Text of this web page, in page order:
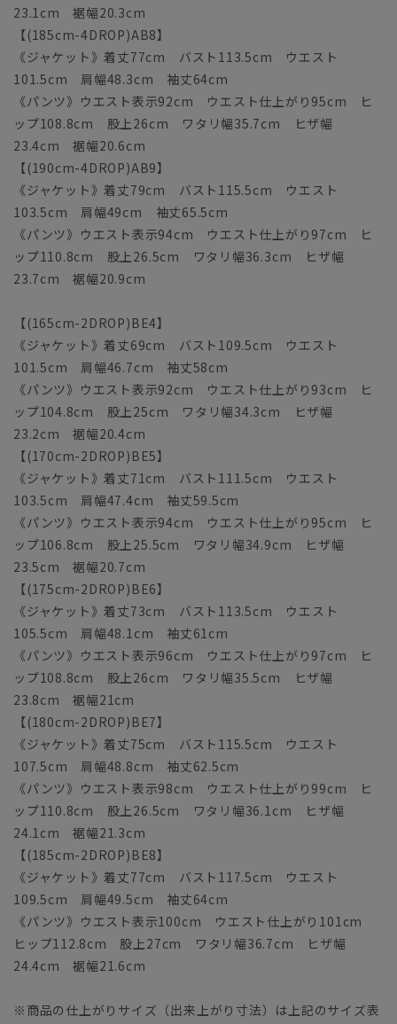
23.1cm 裾幅20.3cm
【(185cm-4DROP)AB8】
《ジャケット》着丈77cm バスト113.5cm ウエスト
101.5cm 肩幅48.3cm 袖丈64cm
《パンツ》ウエスト表示92cm ウエスト仕上がり95cm ヒ
ップ108.8cm 股上26cm ワタリ幅35.7cm ヒザ幅
23.4cm 裾幅20.6cm
【(190cm-4DROP)AB9】
《ジャケット》着丈79cm バスト115.5cm ウエスト
103.5cm 肩幅49cm 袖丈65.5cm
《パンツ》ウエスト表示94cm ウエスト仕上がり97cm ヒ
ップ110.8cm 股上26.5cm ワタリ幅36.3cm ヒザ幅
23.7cm 裾幅20.9cm
【(165cm-2DROP)BE4】
《ジャケット》着丈69cm バスト109.5cm ウエスト
101.5cm 肩幅46.7cm 袖丈58cm
《パンツ》ウエスト表示92cm ウエスト仕上がり93cm ヒ
ップ104.8cm 股上25cm ワタリ幅34.3cm ヒザ幅
23.2cm 裾幅20.4cm
【(170cm-2DROP)BE5】
《ジャケット》着丈71cm バスト111.5cm ウエスト
103.5cm 肩幅47.4cm 袖丈59.5cm
《パンツ》ウエスト表示94cm ウエスト仕上がり95cm ヒ
ップ106.8cm 股上25.5cm ワタリ幅34.9cm ヒザ幅
23.5cm 裾幅20.7cm
【(175cm-2DROP)BE6】
《ジャケット》着丈73cm バスト113.5cm ウエスト
105.5cm 肩幅48.1cm 袖丈61cm
《パンツ》ウエスト表示96cm ウエスト仕上がり97cm ヒ
ップ108.8cm 股上26cm ワタリ幅35.5cm ヒザ幅
23.8cm 裾幅21cm
【(180cm-2DROP)BE7】
《ジャケット》着丈75cm バスト115.5cm ウエスト
107.5cm 肩幅48.8cm 袖丈62.5cm
《パンツ》ウエスト表示98cm ウエスト仕上がり99cm ヒ
ップ110.8cm 股上26.5cm ワタリ幅36.1cm ヒザ幅
24.1cm 裾幅21.3cm
【(185cm-2DROP)BE8】
《ジャケット》着丈77cm バスト117.5cm ウエスト
109.5cm 肩幅49.5cm 袖丈64cm
《パンツ》ウエスト表示100cm ウエスト仕上がり101cm
ヒップ112.8cm 股上27cm ワタリ幅36.7cm ヒザ幅
24.4cm 裾幅21.6cm
※商品の仕上がりサイズ（出来上がり寸法）は上記のサイズ表